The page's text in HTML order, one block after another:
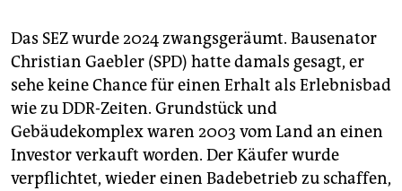
Das SEZ wurde 2024 zwangsgeräumt. Bausenator
Christian Gaebler (SPD) hatte damals gesagt, er
sehe keine Chance für einen Erhalt als Erlebnisbad
wie zu DDR-Zeiten. Grundstück und
Gebäudekomplex waren 2003 vom Land an einen
Investor verkauft worden. Der Käufer wurde
verpflichtet, wieder einen Badebetrieb zu schaffen,